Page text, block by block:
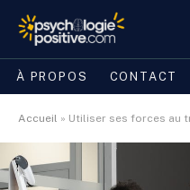
À PROPOS CONTACT
Accueil » Utiliser ses forces au